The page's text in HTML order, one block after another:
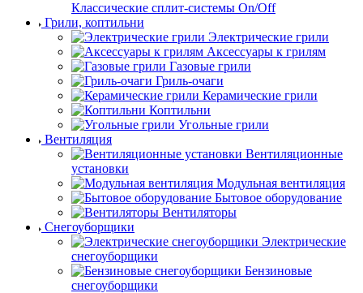
Классические сплит-системы On/Off
Грили, коптильни
Электрические грили
Аксессуары к грилям
Газовые грили
Гриль-очаги
Керамические грили
Коптильни
Угольные грили
Вентиляция
Вентиляционные
установки
Модульная вентиляция
Бытовое оборудование
Вентиляторы
Снегоуборщики
Электрические
снегоуборщики
Бензиновые
снегоуборщики